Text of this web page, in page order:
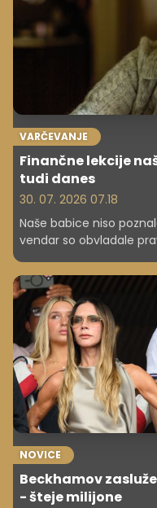
VARČEVANJE
Finančne lekcije
tudi danes
30. 07. 2026 07.18
Naše babice niso
vendar so obvladale
finančne navade so
prej.
NOVICE
Beckhamov
- šteje milijone